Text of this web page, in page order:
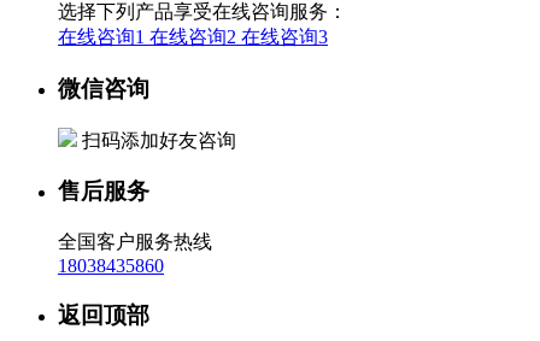
选择下列产品享受在线咨询服务：
在线咨询1 在线咨询2 在线咨询3
微信咨询
扫码添加好友咨询
售后服务
全国客户服务热线
18038435860
返回顶部